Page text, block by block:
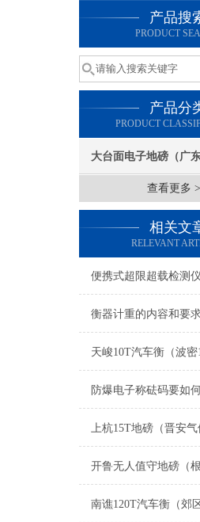
产品搜
PRODUCT
产品分
PRODUCT
查看更多
相关文
RELEVANT
便携式超限超载检测
衡器计重的内容和要
防爆电子称砝码要如